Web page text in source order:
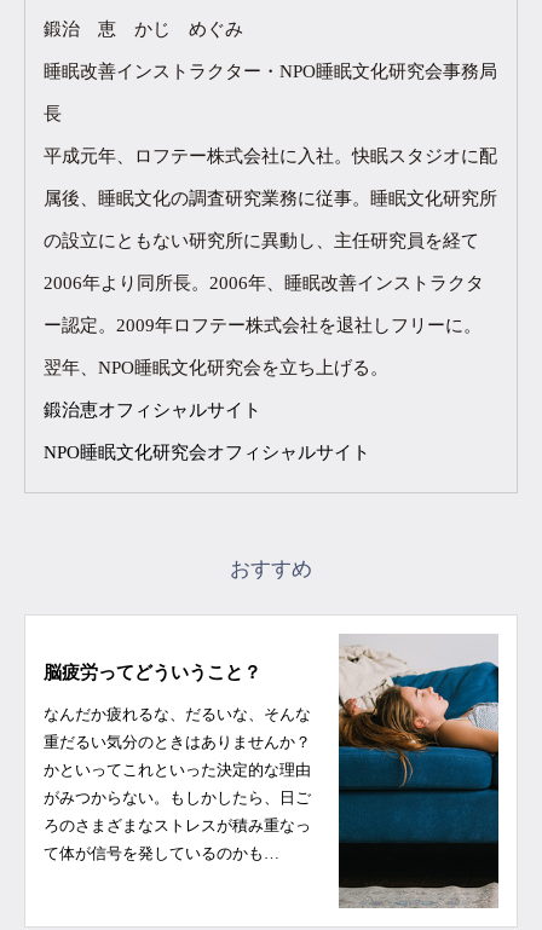
鍛治 恵 かじ めぐみ
睡眠改善インストラクター・NPO睡眠文化研究会事務局
長
平成元年、ロフテー株式会社に入社。快眠スタジオに配
属後、睡眠文化の調査研究業務に従事。睡眠文化研究所
の設立にともない研究所に異動し、主任研究員を経て
2006年より同所長。2006年、睡眠改善インストラクタ
ー認定。2009年ロフテー株式会社を退社しフリーに。
翌年、NPO睡眠文化研究会を立ち上げる。
鍛治恵オフィシャルサイト
NPO睡眠文化研究会オフィシャルサイト
おすすめ
脳疲労ってどういうこと？
なんだか疲れるな、だるいな、そんな
重だるい気分のときはありませんか？
かといってこれといった決定的な理由
がみつからない。もしかしたら、日ご
ろのさまざまなストレスが積み重なっ
て体が信号を発しているのかも…